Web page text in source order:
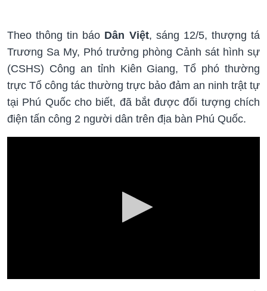
Theo thông tin báo Dân Việt, sáng 12/5, thượng tá
Trương Sa My, Phó trưởng phòng Cảnh sát hình sự
(CSHS) Công an tỉnh Kiên Giang, Tổ phó thường
trực Tổ công tác thường trực bảo đảm an ninh trật tự
tại Phú Quốc cho biết, đã bắt được đối tượng chích
điện tấn công 2 người dân trên địa bàn Phú Quốc.